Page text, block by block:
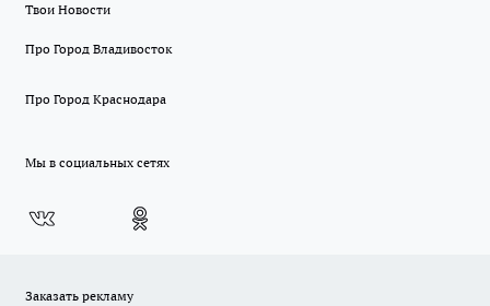
Твои Новости
Про Город Владивосток
Про Город Краснодара
Мы в социальных сетях
Заказать рекламу